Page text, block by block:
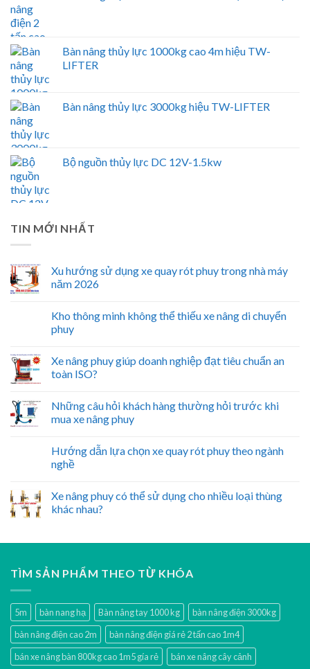
Bàn nâng thủy lực 1000kg cao 4m hiệu TW-
LIFTER
Bàn nâng thủy lực 3000kg hiệu TW-LIFTER
Bộ nguồn thủy lực DC 12V-1.5kw
TIN MỚI NHẤT
Xu hướng sử dụng xe quay rót phuy trong nhà máy
năm 2026
Kho thông minh không thể thiếu xe nâng di chuyển
phuy
Xe nâng phuy giúp doanh nghiệp đạt tiêu chuẩn an
toàn ISO?
Những câu hỏi khách hàng thường hỏi trước khi
mua xe nâng phuy
Hướng dẫn lựa chọn xe quay rót phuy theo ngành
nghề
Xe nâng phuy có thể sử dụng cho nhiều loại thùng
khác nhau?
TÌM SẢN PHẨM THEO TỪ KHÓA
5m bàn nang hạ Bàn nâng tay 1000 kg
bàn nâng điện 3000kg
bàn nâng điện cao 2m
bàn nâng điện giá rẻ 2 tấn cao 1m4
bán xe nâng bàn 800kg cao 1m5 gía rẻ
bán xe nâng cây cảnh